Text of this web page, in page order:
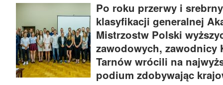
Po roku przerwy i
klasyfikacji generalnej
Mistrzostw Polski
zawodowych, zawodnicy
Tarnów wrócili na
podium zdobywając